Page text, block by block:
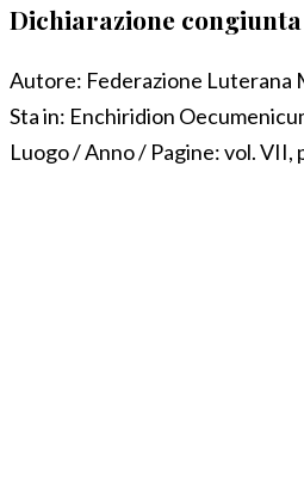
Dichiarazione
Autore: Federazione Luterana
Sta in: Enchiridion
Luogo / Anno / Pagine:vol. VII,